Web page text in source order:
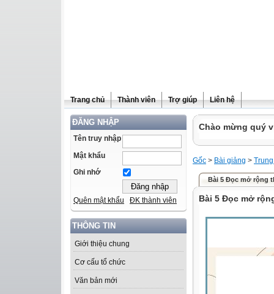
Trang chủ Thành viên Trợ giúp Liên hệ
ĐĂNG NHẬP
Tên truy nhập
Mật khẩu
Ghi nhớ
Quên mật khẩu ĐK thành viên
THÔNG TIN
Giới thiệu chung
Cơ cấu tổ chức
Văn bản mới
Chào mừng quý
Gốc > Bài giảng >
Bài 5 Đọc mở rộng
Bài 5 Đọc mở